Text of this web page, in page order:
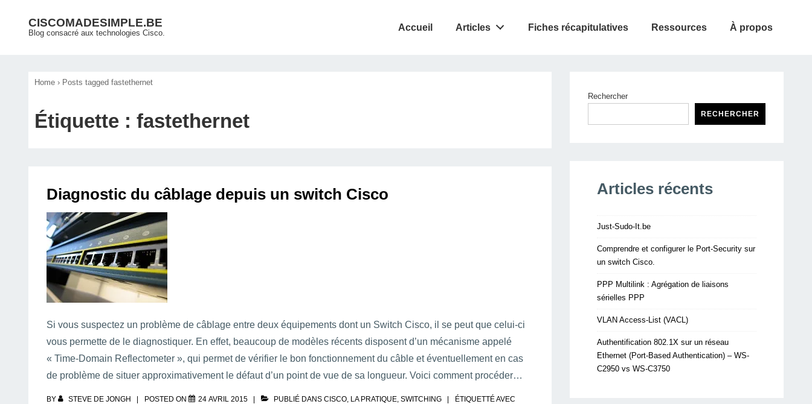
CISCOMADESIMPLE.BE
Blog consacré aux technologies Cisco.
Accueil Articles Fiches récapitulatives Ressources À propos
Home › Posts tagged fastethernet
Étiquette : fastethernet
Diagnostic du câblage depuis un switch Cisco
Si vous suspectez un problème de câblage entre deux équipements dont un Switch Cisco, il se peut que celui-ci
vous permette de le diagnostiquer. En effet, beaucoup de modèles récents disposent d’un mécanisme appelé
« Time-Domain Reflectometer », qui permet de vérifier le bon fonctionnement du câble et éventuellement en cas
de problème de situer approximativement le défaut d’un point de vue de sa longueur. Voici comment procéder…
BY STEVE DE JONGH POSTED ON 24 AVRIL 2015 PUBLIÉ DANS CISCO, LA PRATIQUE, SWITCHING
ÉTIQUETTÉ AVEC
Rechercher
RECHERCHER
Articles récents
Just-Sudo-It.be
Comprendre et configurer le Port-Security sur
un switch Cisco.
PPP Multilink : Agrégation de liaisons
sérielles PPP
VLAN Access-List (VACL)
Authentification 802.1X sur un réseau
Ethernet (Port-Based Authentication) – WS-
C2950 vs WS-C3750